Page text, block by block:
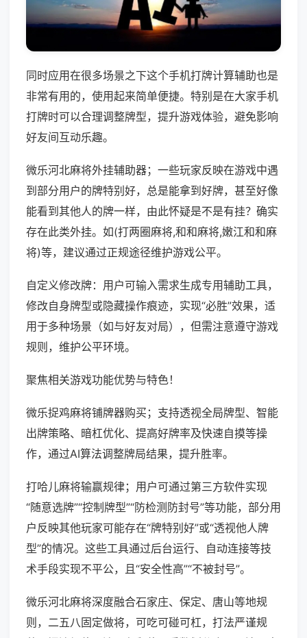
同时应用在很多场景之下这个手机打牌计算辅助也是
非常有用的，使用起来简单便捷。特别是在大家手机
打牌时可以合理调整牌型，提升游戏体验，避免影响
好友间互动乐趣。
微乐河北麻将外挂辅助器；一些玩家反映在游戏中遇
到部分用户的牌特别好，总是能拿到好牌，甚至好像
能看到其他人的牌一样，由此怀疑是不是有挂？确实
存在此类外挂。如(打两圈麻将,和和麻将,嫩江和和麻
将)等，建议通过正规途径维护游戏公平。
自定义修改牌：用户可输入需求生成专用辅助工具，
修改自身牌型或隐藏操作痕迹，实现“必胜”效果，适
用于多种场景（如与好友对局），但需注意遵守游戏
规则，维护公平环境。
聚焦相关游戏功能优势与特色！
微乐捉鸡麻将铺牌器购买；支持透视全局牌型、智能
出牌策略、暗杠优化、提高好牌率及快速自摸等操
作，通过AI算法调整牌局结果，提升胜率。
打哈儿麻将输赢规律；用户可通过第三方软件实现
“随意选牌”“控制牌型”“防检测防封号”等功能，部分用
户反映其他玩家可能存在“牌特别好”或“透视他人牌
型”的情况。这些工具通过后台运行、自动连接等技
术手段实现不平公，且“安全性高”“不被封号”。
微乐河北麻将深度融合石家庄、保定、唐山等地规
则，二五八固定做将，可吃可碰可杠，打法严谨规